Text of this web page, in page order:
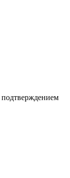
подтверждением